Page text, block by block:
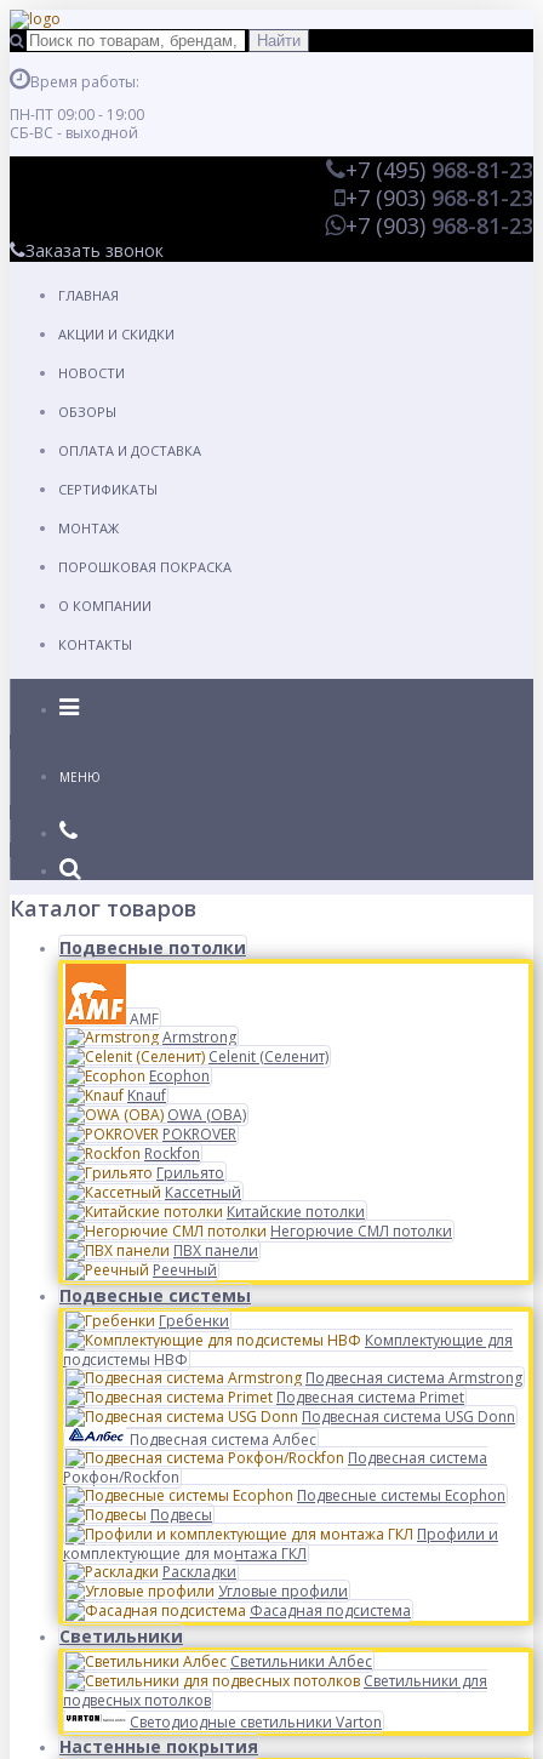
Время работы:
ПН-ПТ 09:00 - 19:00
СБ-ВС - выходной
+7 (495) 968-81-23
+7 (903) 968-81-23
+7 (903) 968-81-23
Заказать звонок
ГЛАВНАЯ
АКЦИИ И СКИДКИ
НОВОСТИ
ОБЗОРЫ
ОПЛАТА И ДОСТАВКА
СЕРТИФИКАТЫ
МОНТАЖ
ПОРОШКОВАЯ ПОКРАСКА
О КОМПАНИИ
КОНТАКТЫ
Каталог
МЕНЮ
Каталог товаров
Подвесные потолки
AMF
Armstrong
Celenit (Селенит)
Ecophon
Knauf
OWA (ОВА)
POKROVER
Rockfon
Грильято
Кассетный
Китайские потолки
Негорючие СМЛ потолки
ПВХ панели
Реечный
Подвесные системы
Гребенки
Комплектующие для
подсистемы НВФ
Подвесная система Armstrong
Подвесная система Primet
Подвесная система USG Donn
Подвесная система Албес
Подвесная система
Рокфон/Rockfon
Подвесные системы Ecophon
Подвесы
Профили и
комплектующие для монтажа ГКЛ
Раскладки
Угловые профили
Фасадная подсистема
Светильники
Светильники Албес
Светильники для
подвесных потолков
Светодиодные светильники Varton
Настенные покрытия